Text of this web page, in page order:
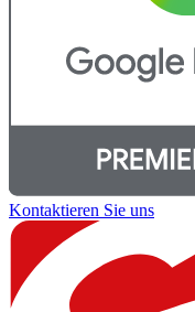
Kontaktieren Sie uns